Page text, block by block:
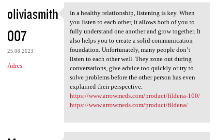
oliviasmith
007
25.08.2023
Adres
In a healthy relationship,
In a healthy relationship, listening is key. When
you listen to each other, it allows both of you to
fully understand one another and grow together. It
also helps you to create a solid communication
foundation. Unfortunately, many people don’t
listen to each other well. They zone out during
conversations, give advice too quickly or try to
solve problems before the other person has even
explained their perspective.
https://www.arrowmeds.com/product/fildena-100/
https://www.arrowmeds.com/product/fildena/